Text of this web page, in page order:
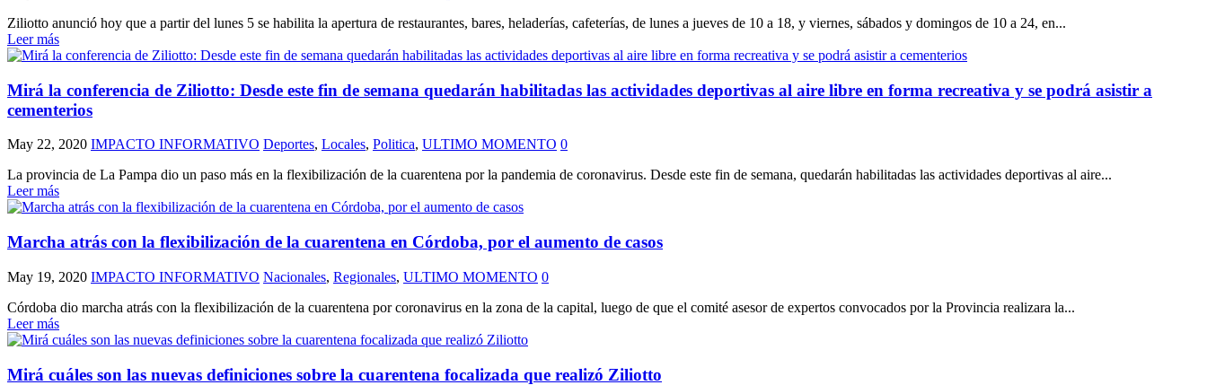
Ziliotto anunció hoy que a partir del lunes 5 se habilita la apertura de restaurantes, bares, heladerías, cafeterías, de lunes a jueves de 10 a 18, y viernes, sábados y domingos de 10 a 24, en...
Leer más
Mirá la conferencia de Ziliotto: Desde este fin de semana quedarán habilitadas las actividades deportivas al aire libre en forma recreativa y se podrá asistir a
cementerios
May 22, 2020 IMPACTO INFORMATIVO Deportes, Locales, Politica, ULTIMO MOMENTO 0
La provincia de La Pampa dio un paso más en la flexibilización de la cuarentena por la pandemia de coronavirus. Desde este fin de semana, quedarán habilitadas las actividades deportivas al aire...
Leer más
Marcha atrás con la flexibilización de la cuarentena en Córdoba, por el aumento de casos
May 19, 2020 IMPACTO INFORMATIVO Nacionales, Regionales, ULTIMO MOMENTO 0
Córdoba dio marcha atrás con la flexibilización de la cuarentena por coronavirus en la zona de la capital, luego de que el comité asesor de expertos convocados por la Provincia realizara la...
Leer más
Mirá cuáles son las nuevas definiciones sobre la cuarentena focalizada que realizó Ziliotto